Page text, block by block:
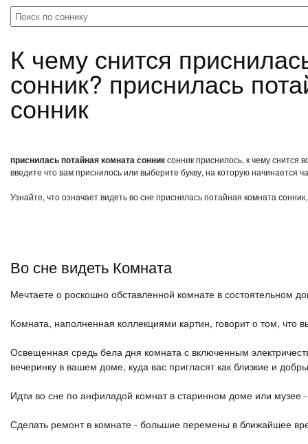
К чему снится приснилась потайная комната
сонник? приснилась
сонник
приснилась потайная комната сонниксонник приснилось, к чему снится
введите что вам приснилось или выберите букву, на которую начинается
Узнайте, что означает видеть во сне приснилась потайная комната
Во сне видеть Комната
Мечтаете о роскошно обставленной комнате в состоятельном
Комната, наполненная коллекциями картин, говорит о том, что
Освещенная средь бела дня комната с включенным
вечеринку в вашем доме, куда вас пригласят как близкие и
Идти во сне по анфиладой комнат в старинном доме или музее
Сделать ремонт в комнате - большие перемены в ближайшее